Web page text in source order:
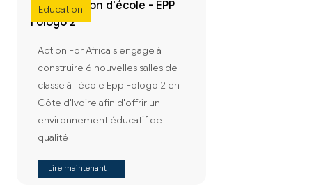
Education
Construction d'école - EPP
Fologo 2
Action For Africa s'engage à
construire 6 nouvelles salles de
classe à l'école Epp Fologo 2 en
Côte d'Ivoire afin d'offrir un
environnement éducatif de
qualité
Lire maintenant